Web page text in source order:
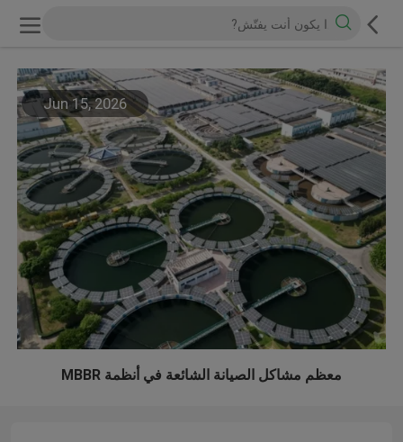
Jun 15, 2026
معظم مشاكل الصيانة الشائعة في أنظمة MBBR